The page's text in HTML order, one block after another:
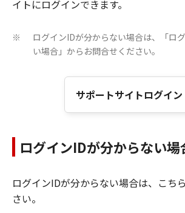
イトにログインできます。
※
ログインIDが分からない場合は、「ロ
い場合」からお問合せください。
サポートサイトログイン
ログインIDが分からない場
ログインIDが分からない場合は、こち
さい。